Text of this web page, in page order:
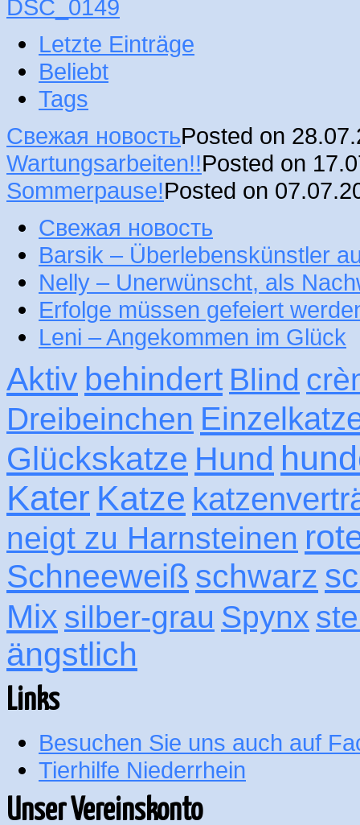
Letzte Einträge
Beliebt
Tags
Свежая новостьPosted on
Wartungsarbeiten!!Posted on
Sommerpause!Posted on
Свежая новость
Barsik – Überlebenskünstler
Nelly – Unerwünscht, als
Erfolge müssen gefeiert
Leni – Angekommen im Glück
Aktiv behindert Blind
Dreibeinchen
Glückskatze Hund
Kater Katze
neigt zu Harnsteinen
Schneeweiß schwarz
Mix silber-grau Spynx
ängstlich
Links
Besuchen Sie uns auch auf
Tierhilfe Niederrhein
Unser Vereinskonto